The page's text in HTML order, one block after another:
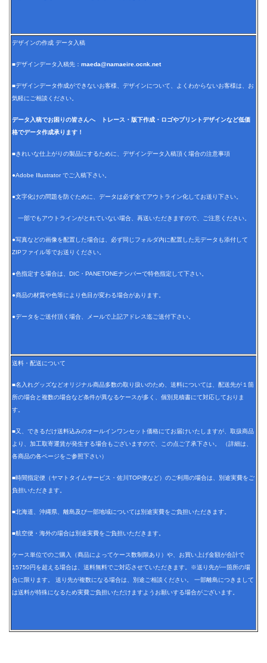
デザインの作成 データ入稿
■デザインデータ入稿先： maeda@namaeire.ocnk.net
■デザインデータ作成ができないお客様、デザインについて、よくわからないお客様は、お
気軽にご相談ください。
データ入稿でお困りの皆さんへ トレース・版下作成・ロゴやプリントデザインなど低価
格でデータ作成承ります！
■きれいな仕上がりの製品にするために、デザインデータ入稿頂く場合の注意事項
●Adobe Illustrator でご入稿下さい。
●文字化けの問題を防ぐために、データは必ず全てアウトライン化してお送り下さい。
一部でもアウトラインがとれていない場合、再送いただきますので、ご注意ください。
●写真などの画像を配置した場合は、必ず同じフォルダ内に配置した元データも添付して
ZIPファイル等でお送りください。
●色指定する場合は、DIC・PANETONEナンバーで特色指定して下さい。
●商品の材質や色等により色目が変わる場合があります。
●データをご送付頂く場合、メールで上記アドレス迄ご送付下さい。
送料・配送について
■名入れグッズなどオリジナル商品多数の取り扱いのため、送料については、配送先が１箇
所の場合と複数の場合など条件が異なるケースが多く、個別見積書にて対応しておりま
す。
■又、できるだけ送料込みのオールインワンセット価格にてお届けいたしますが、取扱商品
より、加工取寄運賃が発生する場合もございますので、この点ご了承下さい。 （詳細は、
各商品の各ページをご参照下さい）
■時間指定便（ヤマトタイムサービス・佐川TOP便など）のご利用の場合は、別途実費をご
負担いただきます。
■北海道、沖縄県、離島及び一部地域については別途実費をご負担いただきます。
■航空便・海外の場合は別途実費をご負担いただきます。
ケース単位でのご購入（商品によってケース数制限あり）や、お買い上げ金額が合計で
15750円を超える場合は、送料無料でご対応させていただきます。※送り先が一箇所の場
合に限ります。 送り先が複数になる場合は、別途ご相談ください。 一部離島につきまして
は送料が特殊になるため実費ご負担いただけますようお願いする場合がございます。